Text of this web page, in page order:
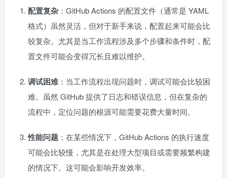
配置复杂 ：GitHub Actions 的配置文件（通常是 YAML
格式）虽然灵活，但对于新手来说，配置起来可能会比
较复杂。尤其是当工作流程涉及多个步骤和条件时，配
置文件可能会变得冗长且难以维护。
调试困难 ：当工作流程出现问题时，调试可能会比较困
难。虽然 GitHub 提供了日志和错误信息，但在复杂的
流程中，定位问题的根源可能需要花费大量时间。
性能问题 ：在某些情况下，GitHub Actions 的执行速度
可能会比较慢，尤其是在处理大型项目或需要频繁构建
的情况下。这可能会影响开发效率。